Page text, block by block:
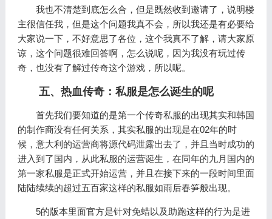
我也不清楚到底怎么合，但是既然收到邀请了，说明楼
主很信任我，但是这个问题我真不会，所以我还是有必要给
大家说一下，不好意思了各位，这个我真不了解，请大家原
谅，这个问题很难回答啊，怎么说呢，因为我没有玩过传
奇，也没有了解过传奇这个游戏，所以呢。
五、热血传奇：私服是怎么诞生的呢
首先我们要知道的是第一个传奇私服的出现其实和韩国
的制作商没有任何关系，其实私服的出现是在02年的时
候，意大利的运营商将源代码泄露出去了，并且当时成功的
进入到了国内，从此私服的运营诞生，在同年的九月国内的
第一家私服是正式开始运营，并且在接下来的一段时间里面
陆陆续续的超过五百家这样的私服如雨后春笋般出现。
5的版本里面官方是针对免蜡以及助跑这样的行为是进